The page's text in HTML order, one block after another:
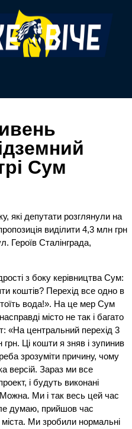
Сум
які депутати розглянули на
виділити 4,3 млн грн
Героїв Сталінграда,
з боку керівництва Сум:
коштів? Перехід все одно в
вода!». На це мер Сум
місто не так і багато
«На центральний перехід 3
Ці кошти я зняв і зупинив
зрозуміти причину, чому
версій. Зараз ми все
і будуть виконані
Ми і так весь цей час
думаю, прийшов час
міста. Ми зробили нормальні